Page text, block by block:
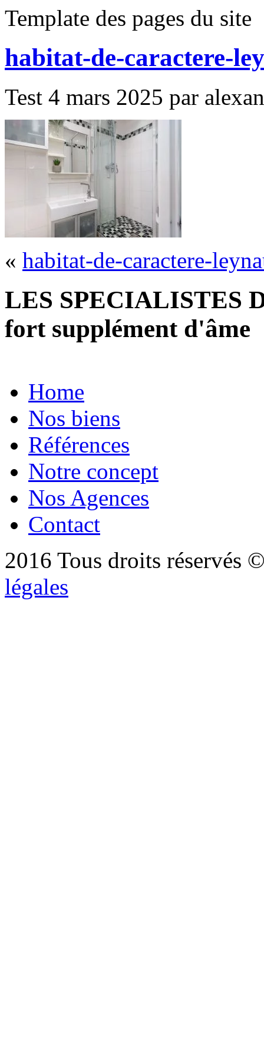
Template des pages du site
habitat-de-caractere-
Test 4 mars 2025 par
« habitat-de-caractere-
LES SPECIALISTES
fort supplément d'âme
Home
Nos biens
Références
Notre concept
Nos Agences
Contact
2016 Tous droits réservés
légales